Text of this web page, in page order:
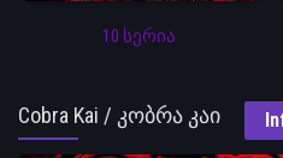
10 სერია
Cobra Kai / კობრა კაი